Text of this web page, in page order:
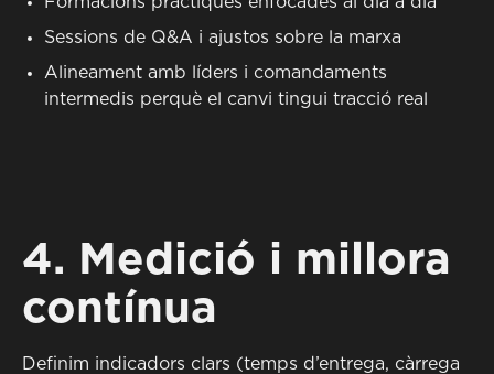
Sessions de Q&A i ajustos sobre la marxa
Alineament amb líders i comandaments
intermedis perquè el canvi tingui tracció real
4. Medició i millora
contínua
Definim indicadors clars (temps d’entrega, càrrega